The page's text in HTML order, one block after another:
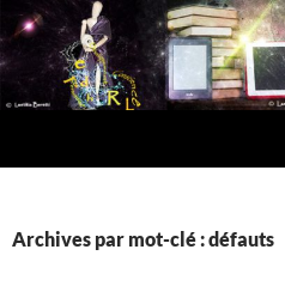
Aller
au
contenu
Archives par mot-clé : défauts